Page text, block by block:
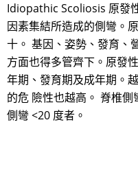
Idiopathic Scoliosis 原發
因素集結所造成的側彎。
十。 基因、姿勢、發育、
方面也得多管齊下。原發
年期、發育期及成年期。
的危 險性也越高。 脊椎側
側彎 <20 度者。